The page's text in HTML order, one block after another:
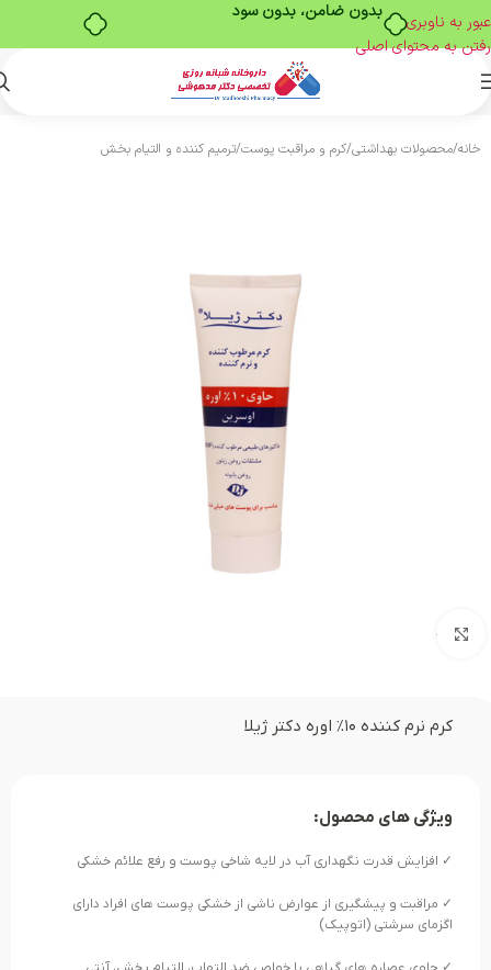
بدون ضامن، بدون سود
عبور به ناوبری
رفتن به محتوای اصلی
خانه/محصولات بهداشتی/کرم و مراقبت پوست/ترمیم کننده و التیام بخش
بزرگنمایی تصویر
کرم نرم کننده ۱۰% اوره دکتر ژیلا
ویژگی های محصول:
✓ افزایش قدرت نگهداری آب در لایه شاخی پوست و رفع علائم خشکی
✓ مراقبت و پیشگیری از عوارض ناشی از خشکی پوست های افراد دارای
اگزمای سرشتی (اتوپیک)